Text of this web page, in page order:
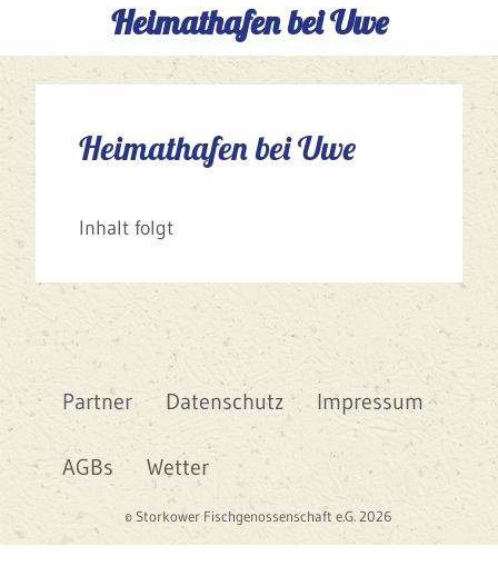
Heimathafen bei Uwe
Heimathafen bei Uwe
Inhalt folgt
Partner Datenschutz Impressum
AGBs Wetter
© Storkower Fischgenossenschaft e.G. 2026